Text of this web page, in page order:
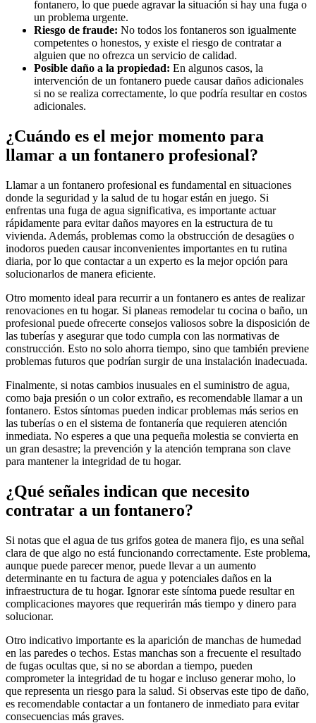
fontanero, lo que puede agravar la situación si hay una fuga o
un problema urgente.
Riesgo de fraude: No todos los fontaneros son igualmente
competentes o honestos, y existe el riesgo de contratar a
alguien que no ofrezca un servicio de calidad.
Posible daño a la propiedad: En algunos casos, la
intervención de un fontanero puede causar daños adicionales
si no se realiza correctamente, lo que podría resultar en costos
adicionales.
¿Cuándo es el mejor momento para
llamar a un fontanero profesional?
Llamar a un fontanero profesional es fundamental en situaciones
donde la seguridad y la salud de tu hogar están en juego. Si
enfrentas una fuga de agua significativa, es importante actuar
rápidamente para evitar daños mayores en la estructura de tu
vivienda. Además, problemas como la obstrucción de desagües o
inodoros pueden causar inconvenientes importantes en tu rutina
diaria, por lo que contactar a un experto es la mejor opción para
solucionarlos de manera eficiente.
Otro momento ideal para recurrir a un fontanero es antes de realizar
renovaciones en tu hogar. Si planeas remodelar tu cocina o baño, un
profesional puede ofrecerte consejos valiosos sobre la disposición de
las tuberías y asegurar que todo cumpla con las normativas de
construcción. Esto no solo ahorra tiempo, sino que también previene
problemas futuros que podrían surgir de una instalación inadecuada.
Finalmente, si notas cambios inusuales en el suministro de agua,
como baja presión o un color extraño, es recomendable llamar a un
fontanero. Estos síntomas pueden indicar problemas más serios en
las tuberías o en el sistema de fontanería que requieren atención
inmediata. No esperes a que una pequeña molestia se convierta en
un gran desastre; la prevención y la atención temprana son clave
para mantener la integridad de tu hogar.
¿Qué señales indican que necesito
contratar a un fontanero?
Si notas que el agua de tus grifos gotea de manera fijo, es una señal
clara de que algo no está funcionando correctamente. Este problema,
aunque puede parecer menor, puede llevar a un aumento
determinante en tu factura de agua y potenciales daños en la
infraestructura de tu hogar. Ignorar este síntoma puede resultar en
complicaciones mayores que requerirán más tiempo y dinero para
solucionar.
Otro indicativo importante es la aparición de manchas de humedad
en las paredes o techos. Estas manchas son a frecuente el resultado
de fugas ocultas que, si no se abordan a tiempo, pueden
comprometer la integridad de tu hogar e incluso generar moho, lo
que representa un riesgo para la salud. Si observas este tipo de daño,
es recomendable contactar a un fontanero de inmediato para evitar
consecuencias más graves.